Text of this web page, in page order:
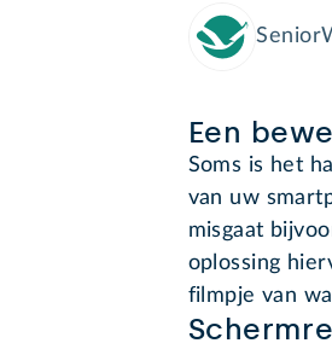
Een
Soms is het
van uw
misgaat
oplossing
filmpje van